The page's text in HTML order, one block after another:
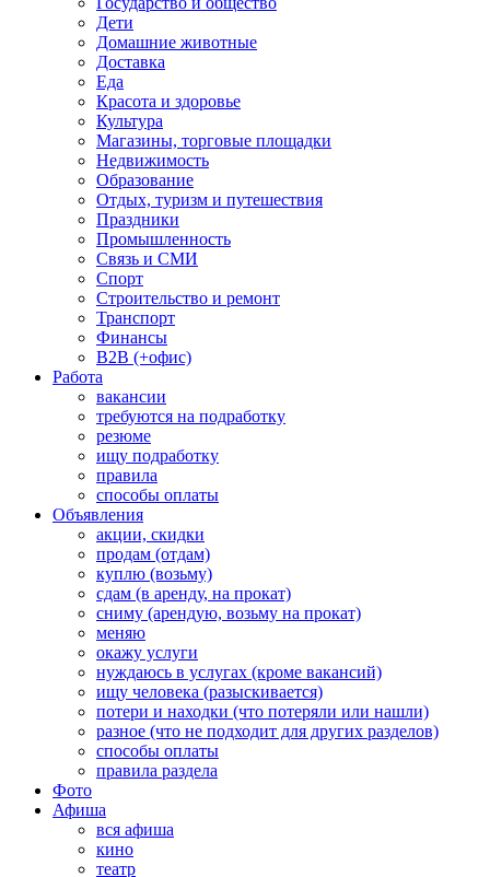
Дети
Домашние животные
Доставка
Еда
Красота и здоровье
Культура
Магазины, торговые площадки
Недвижимость
Образование
Отдых, туризм и путешествия
Праздники
Промышленность
Связь и СМИ
Спорт
Строительство и ремонт
Транспорт
Финансы
B2B (+офис)
Работа
вакансии
требуются на подработку
резюме
ищу подработку
правила
способы оплаты
Объявления
акции, скидки
продам (отдам)
куплю (возьму)
сдам (в аренду, на прокат)
сниму (арендую, возьму на прокат)
меняю
окажу услуги
нуждаюсь в услугах (кроме вакансий)
ищу человека (разыскивается)
потери и находки (что потеряли или нашли)
разное (что не подходит для других разделов)
способы оплаты
правила раздела
Фото
Афиша
вся афиша
кино
театр